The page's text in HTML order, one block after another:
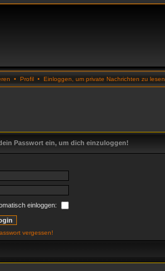
• Profil • Einloggen, um private Nachrichten zu lesen
Passwort ein, um dich einzuloggen!
einloggen:
vergessen!